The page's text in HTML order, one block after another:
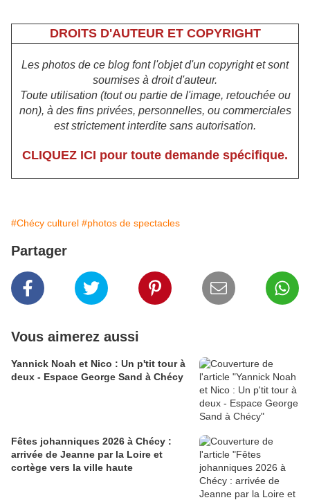
DROITS D'AUTEUR ET COPYRIGHT
Les photos de ce blog font l'objet d'un copyright et sont
soumises à droit d'auteur.
Toute utilisation (tout ou partie de l'image, retouchée ou
non), à des fins privées, personnelles, ou commerciales
est strictement interdite sans autorisation.
CLIQUEZ ICI pour toute demande spécifique.
#Chécy culturel #photos de spectacles
Partager
Vous aimerez aussi
Yannick Noah et Nico : Un p'tit tour à
deux - Espace George Sand à Chécy
Fêtes johanniques 2026 à Chécy :
arrivée de Jeanne par la Loire et
cortège vers la ville haute